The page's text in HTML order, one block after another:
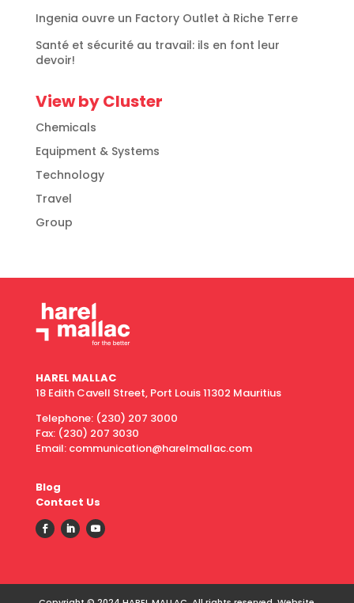
Ingenia ouvre un Factory Outlet à Riche Terre
Santé et sécurité au travail: ils en font leur
devoir!
View by Cluster
Chemicals
Equipment & Systems
Technology
Travel
Group
HAREL MALLAC
18 Edith Cavell Street, Port Louis 11302 Mauritius
Telephone: (230) 207 3000
Fax: (230) 207 3030
Email: communication@harelmallac.com
Blog
Contact Us